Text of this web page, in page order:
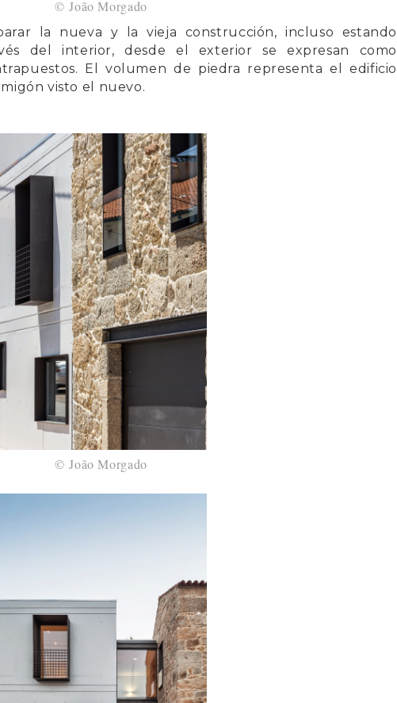
©João Morgado
la nueva y la vieja construcción, incluso estando
del interior, desde el exterior se expresan como
El volumen de piedra representa el edificio
visto el nuevo.
©João Morgado